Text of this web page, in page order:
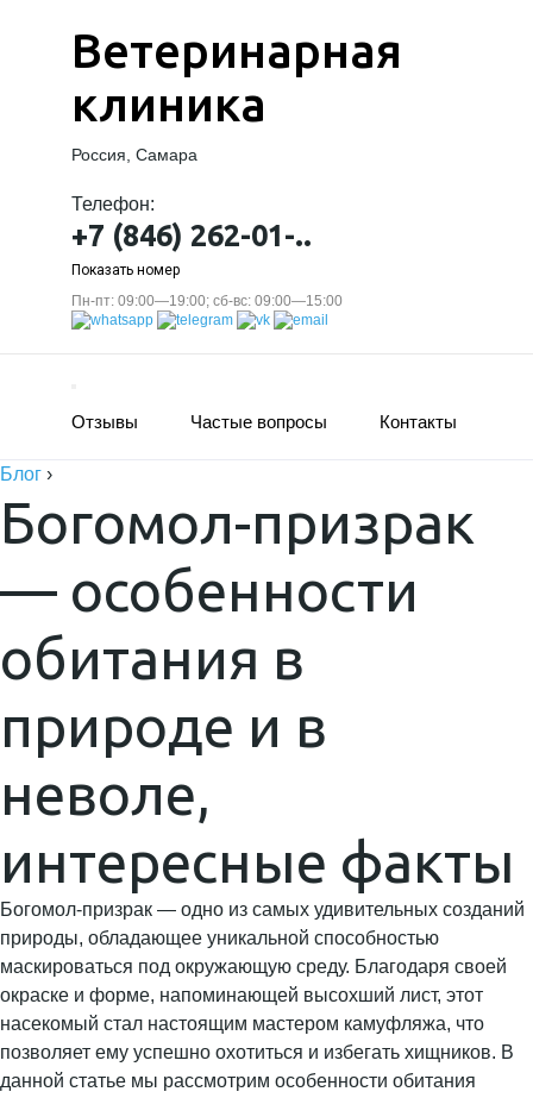
Ветеринарная
клиника
Россия, Самара
Телефон:
+7 (846) 262-01-..
Показать номер
Пн-пт: 09:00—19:00; сб-вс: 09:00—15:00
Отзывы Частые вопросы Контакты
Блог ›
Богомол-призрак
— особенности
обитания в
природе и в
неволе,
интересные факты
Богомол-призрак — одно из самых удивительных созданий
природы, обладающее уникальной способностью
маскироваться под окружающую среду. Благодаря своей
окраске и форме, напоминающей высохший лист, этот
насекомый стал настоящим мастером камуфляжа, что
позволяет ему успешно охотиться и избегать хищников. В
данной статье мы рассмотрим особенности обитания